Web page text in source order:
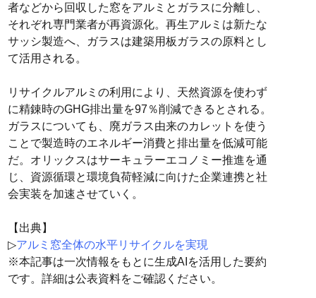
者などから回収した窓をアルミとガラスに分離し、
それぞれ専門業者が再資源化。再生アルミは新たな
サッシ製造へ、ガラスは建築用板ガラスの原料とし
て活用される。
リサイクルアルミの利用により、天然資源を使わず
に精錬時のGHG排出量を97％削減できるとされる。
ガラスについても、廃ガラス由来のカレットを使う
ことで製造時のエネルギー消費と排出量を低減可能
だ。オリックスはサーキュラーエコノミー推進を通
じ、資源循環と環境負荷軽減に向けた企業連携と社
会実装を加速させていく。
【出典】
▷アルミ窓全体の水平リサイクルを実現
※本記事は一次情報をもとに生成AIを活用した要約
です。詳細は公表資料をご確認ください。